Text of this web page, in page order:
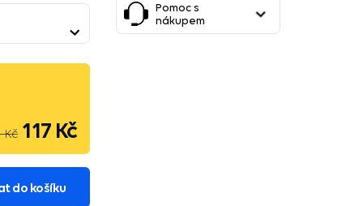
Kč 117 Kč
do košíku
Pomoc s
nákupem